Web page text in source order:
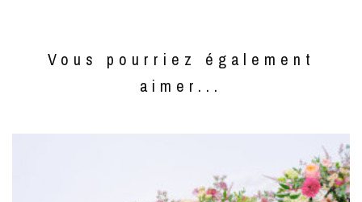
Vous pourriez également
aimer...